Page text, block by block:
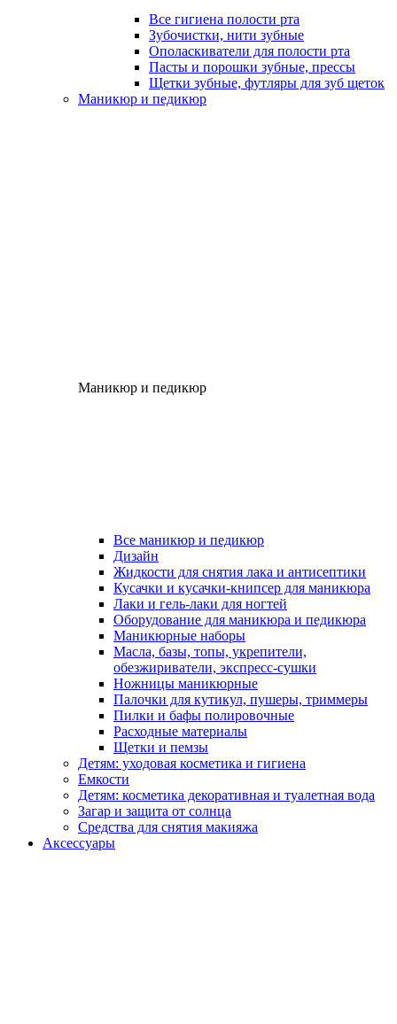
Все гигиена полости рта
Зубочистки, нити зубные
Ополаскиватели для полости рта
Пасты и порошки зубные, прессы
Щетки зубные, футляры для зуб щеток
Маникюр и педикюр
Маникюр и педикюр
Все маникюр и педикюр
Дизайн
Жидкости для снятия лака и антисептики
Кусачки и кусачки-книпсер для маникюра
Лаки и гель-лаки для ногтей
Оборудование для маникюра и педикюра
Маникюрные наборы
Масла, базы, топы, укрепители,
обезжириватели, экспресс-сушки
Ножницы маникюрные
Палочки для кутикул, пушеры, триммеры
Пилки и бафы полировочные
Расходные материалы
Щетки и пемзы
Детям: уходовая косметика и гигиена
Емкости
Детям: косметика декоративная и туалетная вода
Загар и защита от солнца
Средства для снятия макияжа
Аксессуары